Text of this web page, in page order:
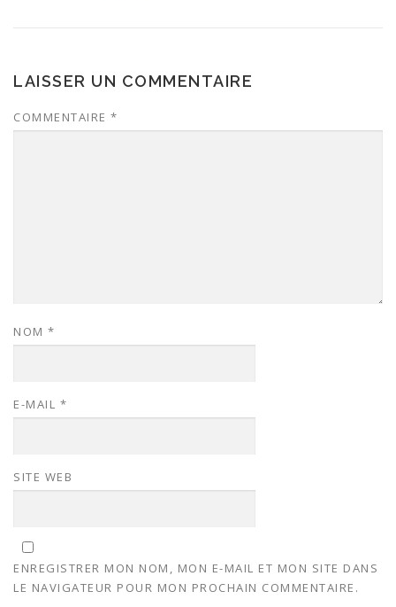
LAISSER UN COMMENTAIRE
COMMENTAIRE *
NOM *
E-MAIL *
SITE WEB
ENREGISTRER MON NOM, MON E-MAIL ET MON SITE DANS
LE NAVIGATEUR POUR MON PROCHAIN COMMENTAIRE.